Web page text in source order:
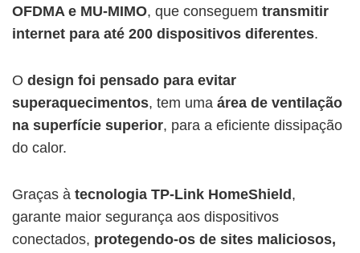
OFDMA e MU-MIMO, que conseguem transmitir
internet para até 200 dispositivos diferentes.
O design foi pensado para evitar
superaquecimentos, tem uma área de ventilação
na superfície superior, para a eficiente dissipação
do calor.
Graças à tecnologia TP-Link HomeShield ,
garante maior segurança aos dispositivos
conectados, protegendo-os de sites maliciosos,